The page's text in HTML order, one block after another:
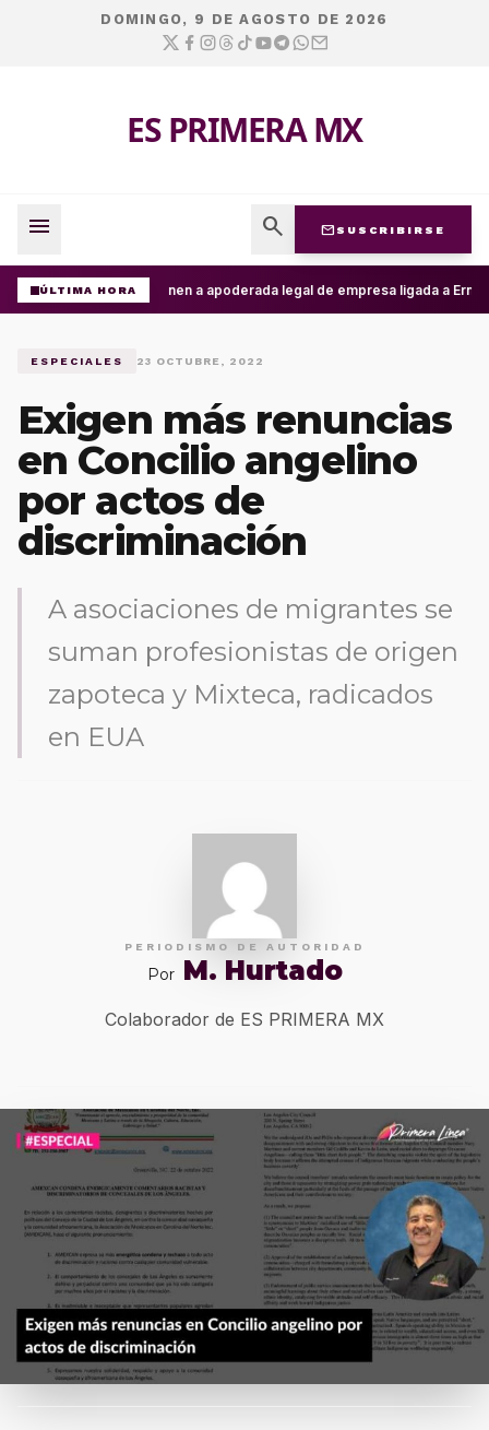
DOMINGO, 9 DE AGOSTO DE 2026
ES PRIMERA MX
menu search mail SUSCRIBIRSE
ÚLTIMA HORADetienen a apoderada legal de empresa ligada a
ESPECIALES 23 OCTUBRE, 2022
Exigen más renuncias
en Concilio angelino
por actos de
discriminación
A asociaciones de migrantes se
suman profesionistas de origen
zapoteca y Mixteca, radicados
en EUA
PERIODISMO DE AUTORIDAD
Por M. Hurtado
Colaborador de ES PRIMERA MX